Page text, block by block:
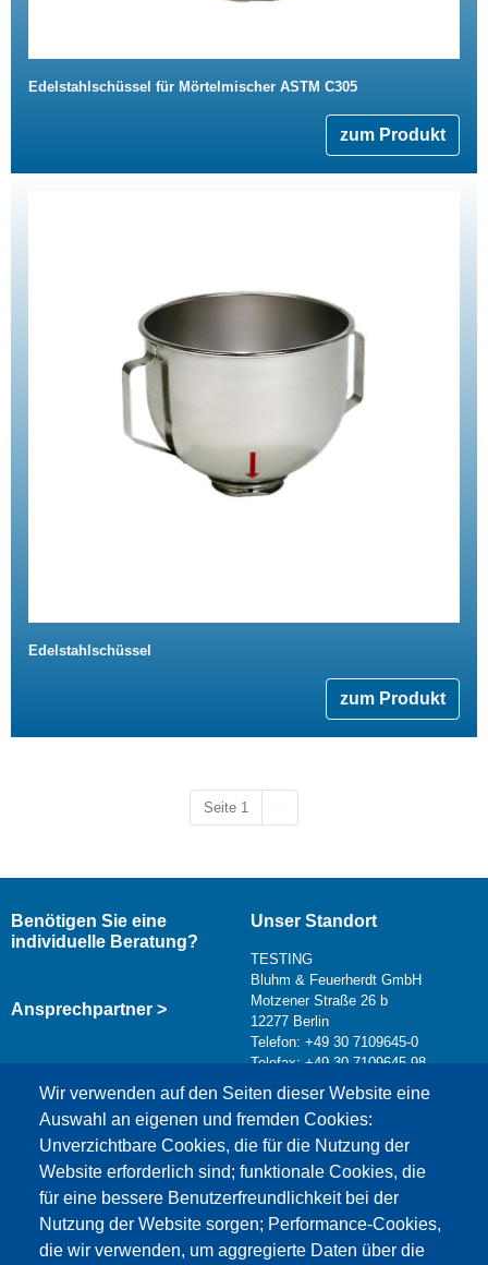
Edelstahlschüssel für Mörtelmischer ASTM C305
zum Produkt
Edelstahlschüssel
zum Produkt
Seite 1
Wir verwenden auf den Seiten dieser Website eine
Auswahl an eigenen und fremden Cookies:
Unverzichtbare Cookies, die für die Nutzung der
Website erforderlich sind; funktionale Cookies, die
für eine bessere Benutzerfreundlichkeit bei der
Nutzung der Website sorgen; Performance-Cookies,
die wir verwenden, um aggregierte Daten über die
Benötigen Sie eine
individuelle Beratung?
Ansprechpartner >
Unser Standort
TESTING
Bluhm & Feuerherdt GmbH
Motzener Straße 26 b
12277 Berlin
Telefon: +49 30 7109645-0
Telefax: +49 30 7109645-98
info@testing.de
Dieser Inhalt ist blockiert, da die Google Maps